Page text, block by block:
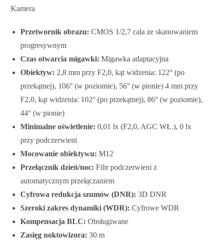
Kamera
Przetwornik obrazu: CMOS 1/2,7 cala ze skanowaniem
progresywnym
Czas otwarcia migawki: Migawka adaptacyjna
Obiektyw: 2,8 mm przy F2,0, kąt widzenia: 122° (po
przekątnej), 106° (w poziomie), 56° (w pionie) 4 mm przy
F2,0, kąt widzenia: 102° (po przekątnej), 86° (w poziomie),
44° (w pionie)
Minimalne oświetlenie: 0,01 lx (F2,0, AGC WŁ.), 0 lx
przy podczerwieni
Mocowanie obiektywu: M12
Przełącznik dzień/noc: Filtr podczerwieni z
automatycznym przełączaniem
Cyfrowa redukcja szumów (DNR): 3D DNR
Szeroki zakres dynamiki (WDR): Cyfrowe WDR
Kompensacja BLC: Obsługiwane
Zasięg noktowizora: 30 m